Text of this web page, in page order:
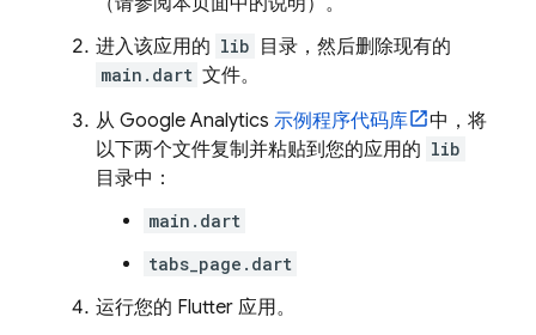
进入该应用的 lib 目录，然后删除现有的
main.dart 文件。
从 Google Analytics 示例程序代码库
中，将
以下两个文件复制并粘贴到您的应用的 lib
目录中：
main.dart
tabs_page.dart
运行您的 Flutter 应用。